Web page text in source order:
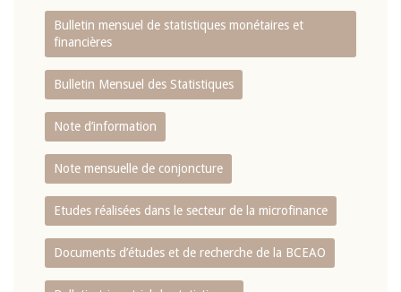
Bulletin mensuel de statistiques monétaires et
financières
Bulletin Mensuel des Statistiques
Note d’information
Note mensuelle de conjoncture
Etudes réalisées dans le secteur de la microfinance
Documents d’études et de recherche de la BCEAO